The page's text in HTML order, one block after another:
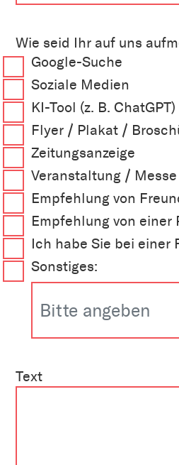
Wie seid Ihr auf uns
Google-Suche
Soziale Medien
KI-Tool (z. B. ChatGPT)
Flyer / Plakat /
Zeitungsanzeige
Veranstaltung / Messe
Empfehlung von
Empfehlung von einer
Ich habe Sie bei einer
Sonstiges:
Text